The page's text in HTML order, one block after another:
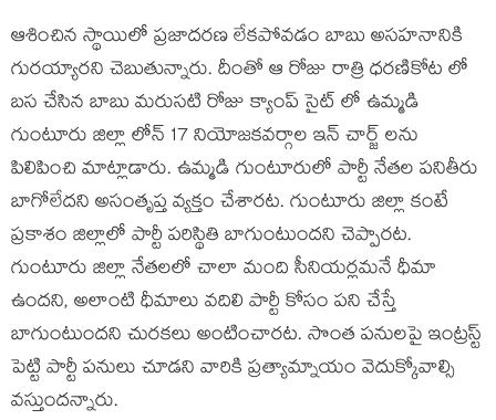
ఆశించిన స్థాయిలో ప్రజాదరణ లేకపోవడం బాబు అసహనానికి
గురయ్యారని చెబుతున్నారు. దీంతో ఆ రోజు రాత్రి ధరణికోట లో
బస చేసిన బాబు మరుసటి రోజు క్యాంప్ సైట్ లో ఉమ్మడి
గుంటూరు జిల్లా లోన్ 17 నియోజకవర్గాల ఇన్ చార్జ్ లను
పిలిపించి మాట్లాడారు. ఉమ్మడి గుంటూరులో పార్టీ నేతల పనితీరు
బాగోలేదని అసంతృప్త వ్యక్తం చేశారట. గుంటూరు జిల్లా కంటే
ప్రకాశం జిల్లాలో పార్టీ పరిస్థితి బాగుంటుందని చెప్పారట.
గుంటూరు జిల్లా నేతలలో చాలా మంది సీనియర్లమనే ధీమా
ఉందని, అలాంటి ధీమాలు వదిలి పార్టీ కోసం పని చేస్తే
బాగుంటుందని చురకలు అంటించారట. సొంత పనులపై ఇంట్రస్ట్
పెట్టి పార్టీ పనులు చూడని వారికి ప్రత్యామ్నాయం వెదుక్కోవాల్సి
వస్తుందన్నారు.